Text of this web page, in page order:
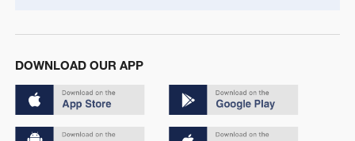
DOWNLOAD OUR APP